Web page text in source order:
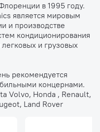
в 1995 году.
является мировым
и производстве
кондиционирования
и грузовых
рекомендуется
концернами.
Volvo, Honda , Renault,
Land Rover